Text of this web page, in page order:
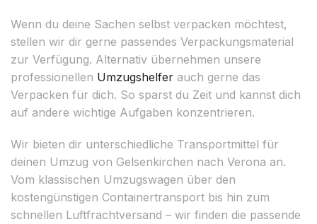
Wenn du deine Sachen selbst verpacken möchtest,
stellen wir dir gerne passendes Verpackungsmaterial
zur Verfügung. Alternativ übernehmen unsere
professionellen Umzugshelfer auch gerne das
Verpacken für dich. So sparst du Zeit und kannst dich
auf andere wichtige Aufgaben konzentrieren.
Wir bieten dir unterschiedliche Transportmittel für
deinen Umzug von Gelsenkirchen nach Verona an.
Vom klassischen Umzugswagen über den
kostengünstigen Containertransport bis hin zum
schnellen Luftfrachtversand – wir finden die passende